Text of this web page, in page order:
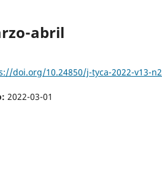
abril
doi.org/10.24850/j-tyca-2022-v13-n2
2022-03-01